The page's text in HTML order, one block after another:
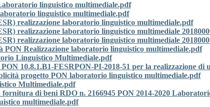
linguistico multimediale.pdf
linguistico multimediale.pdf
realizzazione laboratorio linguistico multimediale.pdf
realizzazione laboratorio linguistico multimediale
realizzazione laboratorio linguistico multimediale
PON Realizzazione laboratorio linguistico multimediale.pdf
Linguistico Multimediale.pdf
10.8.1.B1-FESRPON-PI-2018-51 per la realizzazione
progetto PON laboratorio linguistico multimediale.pdf
Multimediale.pdf
di beni RDO n. 2166945 PON 2014-2020
multimediale.pdf